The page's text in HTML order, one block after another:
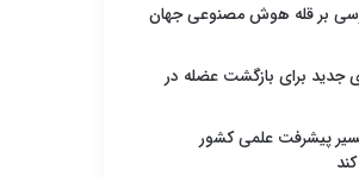
بر قله هوش مصنوعی جهان
جدید برای بازگشت عضله در
پیشرفت علمی کشور